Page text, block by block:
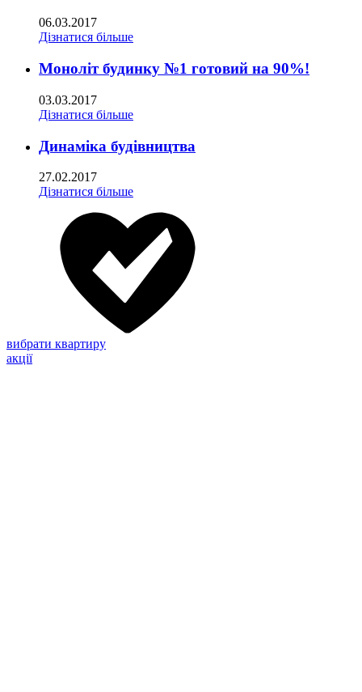
06.03.2017
Дізнатися більше
Моноліт будинку №1 готовий на 90%!
03.03.2017
Дізнатися більше
Динаміка будівництва
27.02.2017
Дізнатися більше
вибрати квартиру
акції